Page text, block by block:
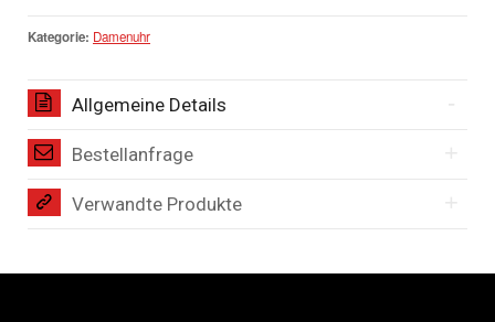
Kategorie: Damenuhr
Allgemeine Details
Bestellanfrage
Verwandte Produkte